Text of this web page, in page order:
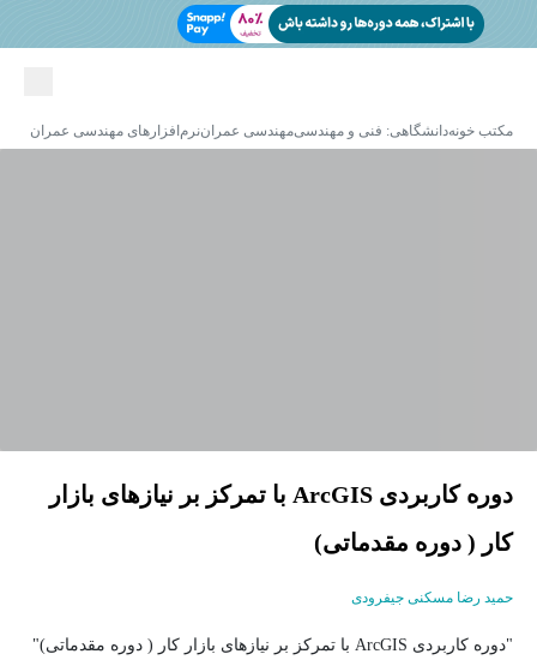
مکتب خونهدانشگاهی: فنی و مهندسیمهندسی عمراننرم‌افزارهای مهندسی عمران
دوره کاربردی ArcGIS با تمرکز بر نیازهای بازار
کار ( دوره مقدماتی)
حمید رضا مسکنی جیفرودی
"دوره کاربردی ArcGIS با تمرکز بر نیازهای بازار کار ( دوره مقدماتی)"